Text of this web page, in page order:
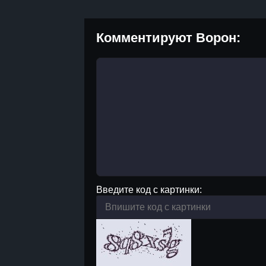
Комментируют Ворон:
Введите код с картинки: